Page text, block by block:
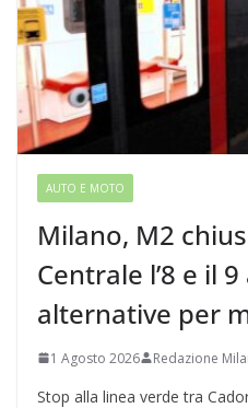
AUTO E MOTO
Milano, M2
Centrale l’8 e il
alternative per
1 Agosto 2026 Redazione
Stop alla linea verde tra